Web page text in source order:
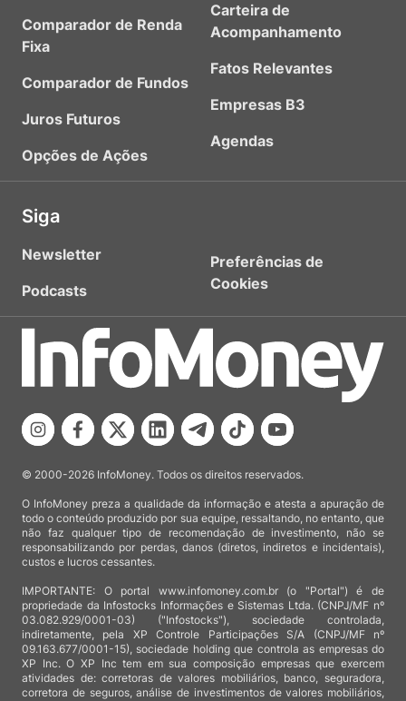
Comparador de Renda
Fixa
Comparador de Fundos
Juros Futuros
Opções de Ações
Carteira de
Acompanhamento
Fatos Relevantes
Empresas B3
Agendas
Siga
Newsletter
Podcasts
Preferências de
Cookies
© 2000-2026 InfoMoney. Todos os direitos reservados.
O InfoMoney preza a qualidade da informação e atesta a apuração de
todo o conteúdo produzido por sua equipe, ressaltando, no entanto, que
não faz qualquer tipo de recomendação de investimento, não se
responsabilizando por perdas, danos (diretos, indiretos e incidentais),
custos e lucros cessantes.
IMPORTANTE: O portal www.infomoney.com.br (o "Portal") é de
propriedade da Infostocks Informações e Sistemas Ltda. (CNPJ/MF nº
03.082.929/0001-03) ("Infostocks"), sociedade controlada,
indiretamente, pela XP Controle Participações S/A (CNPJ/MF nº
09.163.677/0001-15), sociedade holding que controla as empresas do
XP Inc. O XP Inc tem em sua composição empresas que exercem
atividades de: corretoras de valores mobiliários, banco, seguradora,
corretora de seguros, análise de investimentos de valores mobiliários,